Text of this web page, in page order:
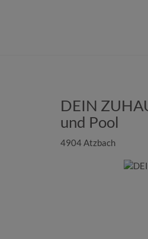
DEIN
und Pool
4904 Atzbach